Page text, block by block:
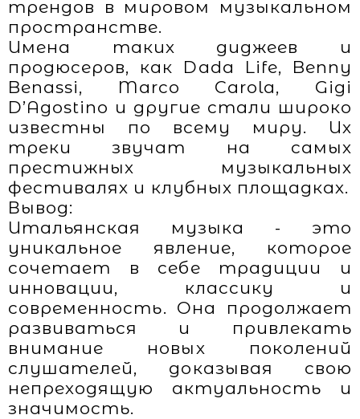
трендов в мировом музыкальном
пространстве.
Имена таких диджеев и
продюсеров, как Dada Life, Benny
Benassi, Marco Carola, Gigi
D’Agostino и другие стали широко
известны по всему миру. Их
треки звучат на самых
престижных музыкальных
фестивалях и клубных площадках.
Вывод:
Итальянская музыка - это
уникальное явление, которое
сочетает в себе традиции и
инновации, классику и
современность. Она продолжает
развиваться и привлекать
внимание новых поколений
слушателей, доказывая свою
непреходящую актуальность и
значимость.